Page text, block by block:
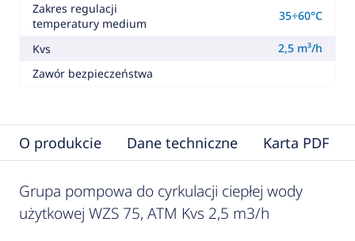
Zakres regulacji
temperatury medium
35÷60°C
Kvs
2,5 m³/h
Zawór bezpieczeństwa
O produkcie Dane techniczne Karta PDF
Grupa pompowa do cyrkulacji ciepłej wody
użytkowej WZS 75, ATM Kvs 2,5 m3/h